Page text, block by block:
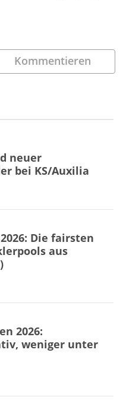
Kommentieren
neuer
bei KS/Auxilia
Die fairsten
aus
2026:
weniger unter